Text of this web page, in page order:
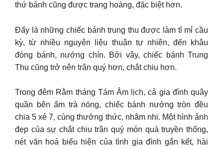
thứ bánh cũng được trang hoàng, đặc biệt hơn.
Đấy là những chiếc bánh trung thu được làm tỉ mỉ cầu
kỳ, từ nhiều nguyên liệu thuận tự nhiên, đến khâu
đóng bánh, nướng chín. Bởi vậy, chiếc bánh Trung
Thu cũng trở nên trân quý hơn, chắt chiu hơn.
Trong đêm Rằm tháng Tám Âm lịch, cả gia đình quây
quần bên ấm trà nóng, chiếc bánh nướng tròn đều
chia 5 xẻ 7, cùng thưởng thức, nhâm nhi. Một hình ảnh
đẹp của sự chắt chiu trân quý món quà truyền thống,
nét văn hoá biểu hiện của tình gia đình gắn kết, hài